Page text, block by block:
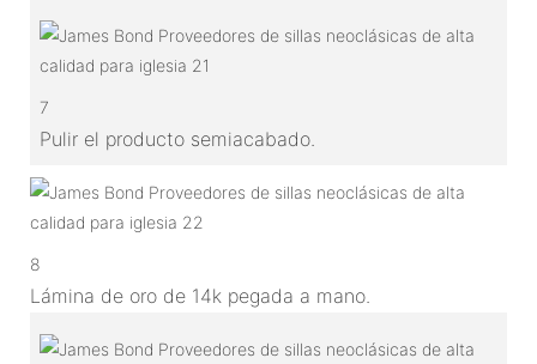
7
Pulir el producto semiacabado.
8
Lámina de oro de 14k pegada a mano.